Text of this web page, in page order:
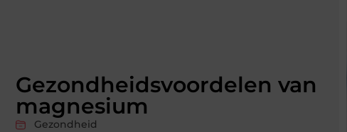
Gezondheidsvoordelen van
magnesium
Gezondheid